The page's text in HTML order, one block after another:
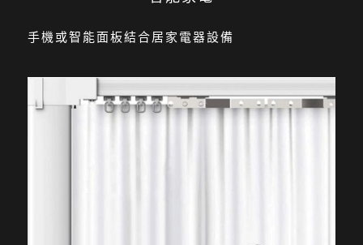
手機或智能面板結合居家電器設備